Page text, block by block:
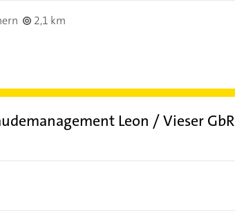
2,1 km
Leon / Vieser GbR